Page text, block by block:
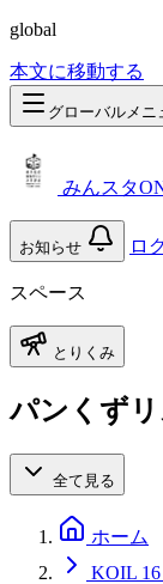
global
本文に移動する
グローバルメニ
みんスタ
お知らせ ロ
スペース
とりくみ
パンくずリ
全て見る
ホーム
KOIL